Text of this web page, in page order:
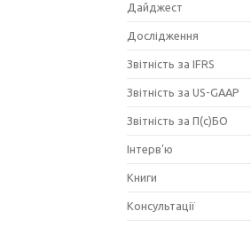
Дайджест
Дослідження
Звітність за IFRS
Звітність за US-GAAP
Звітність за П(с)БО
Інтерв'ю
Книги
Консультації